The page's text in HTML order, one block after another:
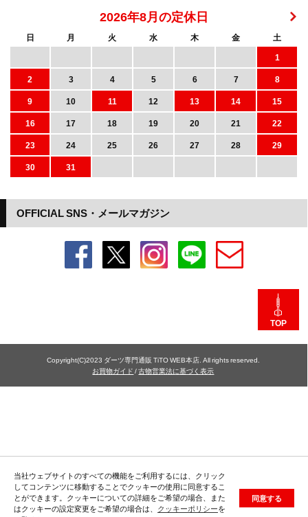
当社ウェブサイトのすべての機能をご利用するには、クリック
してコンテンツに移動することでクッキーの使用に同意するこ
とができます。クッキーについての詳細をご希望の場合、また
はクッキーの設定変更をご希望の場合は、 クッキーポリシーを
同意する
OFFICIAL SNS・メールマガジン
2026年8月の定休日
日 月 火 水 木 金
土
1
2
3 4 5 6 7
8
9
10 11 12 13 14
15
16
17 18 19 20 21
22
23
24 25 26 27 28
29
30
31
TOP
Copyright(C)2023 ダーツ専門通販 TiTO WEB本店. All rights reserved.
お買物ガイド /古物営業法に基づく表示